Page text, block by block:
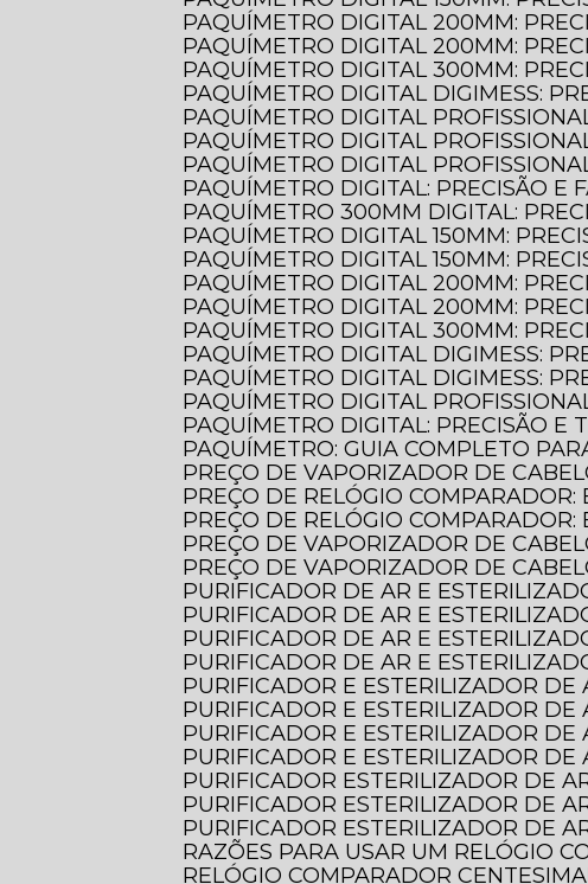
PAQUÍMETRO DIGITAL 200MM:
PAQUÍMETRO DIGITAL 200MM:
PAQUÍMETRO DIGITAL 300MM:
PAQUÍMETRO DIGITAL DIGIMESS:
PAQUÍMETRO DIGITAL
PAQUÍMETRO DIGITAL
PAQUÍMETRO DIGITAL
PAQUÍMETRO DIGITAL: PRECISÃO
PAQUÍMETRO 300MM DIGITAL:
PAQUÍMETRO DIGITAL 150MM:
PAQUÍMETRO DIGITAL 150MM:
PAQUÍMETRO DIGITAL 200MM:
PAQUÍMETRO DIGITAL 200MM:
PAQUÍMETRO DIGITAL 300MM:
PAQUÍMETRO DIGITAL DIGIMESS:
PAQUÍMETRO DIGITAL DIGIMESS:
PAQUÍMETRO DIGITAL
PAQUÍMETRO DIGITAL: PRECISÃO E
PAQUÍMETRO: GUIA COMPLETO
PREÇO DE VAPORIZADOR DE
PREÇO DE RELÓGIO
PREÇO DE RELÓGIO
PREÇO DE VAPORIZADOR DE
PREÇO DE VAPORIZADOR DE
PURIFICADOR DE AR E
PURIFICADOR DE AR E
PURIFICADOR DE AR E
PURIFICADOR DE AR E
PURIFICADOR E ESTERILIZADOR
PURIFICADOR E ESTERILIZADOR
PURIFICADOR E ESTERILIZADOR
PURIFICADOR E ESTERILIZADOR DE
PURIFICADOR ESTERILIZADOR DE
PURIFICADOR ESTERILIZADOR DE
PURIFICADOR ESTERILIZADOR DE
RAZÕES PARA USAR UM RELÓGIO
RELÓGIO COMPARADOR